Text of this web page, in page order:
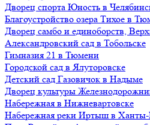
Дворец спорта Юность в
Благоустройство озера Тихое в
Дворец самбо и единоборств,
Александровский сад в Тобольске
Гимназия 21 в Тюмени
Городской сад в Ялуторовске
Детский сад Газовичок в Надыме
Дворец культуры
Набережная в Нижневартовске
Набережная реки Иртыш в